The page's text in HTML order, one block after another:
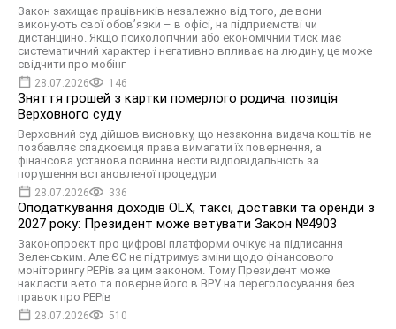
Закон захищає працівників незалежно від того, де вони
виконують свої обов’язки – в офісі, на підприємстві чи
дистанційно. Якщо психологічний або економічний тиск має
систематичний характер і негативно впливає на людину, це може
свідчити про мобінг
28.07.2026 146
Зняття грошей з картки померлого родича: позиція
Верховного суду
Верховний суд дійшов висновку, що незаконна видача коштів не
позбавляє спадкоємця права вимагати їх повернення, а
фінансова установа повинна нести відповідальність за
порушення встановленої процедури
28.07.2026 336
Оподаткування доходів OLX, таксі, доставки та оренди з
2027 року: Президент може ветувати Закон №4903
Законопроєкт про цифрові платформи очікує на підписання
Зеленським. Але ЄС не підтримує зміни щодо фінансового
моніторингу PEPів за цим законом. Тому Президент може
накласти вето та поверне його в ВРУ на переголосування без
правок про PEPів
28.07.2026 510